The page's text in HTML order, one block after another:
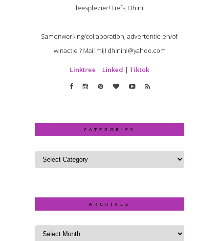
leesplezier! Liefs, Dhini
Samenwerking/collaboration, advertentie en/of
winactie ? Mail mij! dhininl@yahoo.com
Linktree | Linked | Tiktok
CATEGORIES
ARCHIVES